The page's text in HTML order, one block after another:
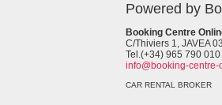
Powered by
Booking Centre
C/Thiviers 1, JAVEA
Tel.(+34) 965 790
info@booking-centre-
CAR RENTAL BROKER